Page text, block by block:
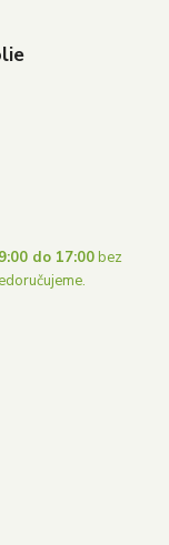
9:00 do 17:00bez